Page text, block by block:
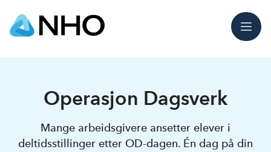
Meny
Operasjon Dagsverk
Mange arbeidsgivere ansetter elever i
deltidsstillinger etter OD-dagen. Én dag på din